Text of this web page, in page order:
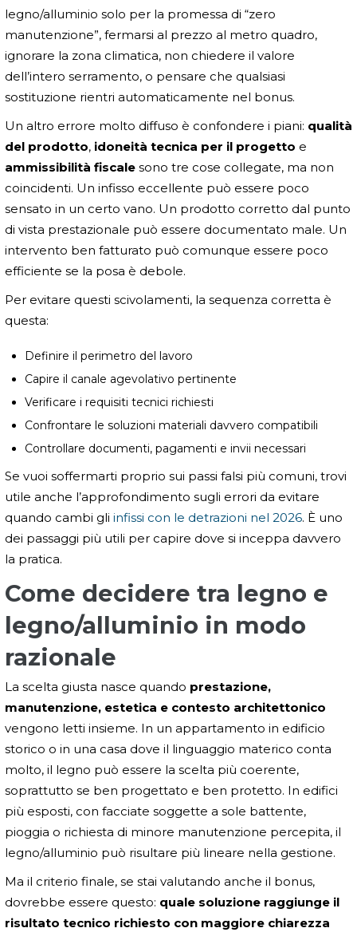
legno/alluminio solo per la promessa di “zero
manutenzione”, fermarsi al prezzo al metro quadro,
ignorare la zona climatica, non chiedere il valore
dell’intero serramento, o pensare che qualsiasi
sostituzione rientri automaticamente nel bonus.
Un altro errore molto diffuso è confondere i piani: qualità
del prodotto, idoneità tecnica per il progetto e
ammissibilità fiscale sono tre cose collegate, ma non
coincidenti. Un infisso eccellente può essere poco
sensato in un certo vano. Un prodotto corretto dal punto
di vista prestazionale può essere documentato male. Un
intervento ben fatturato può comunque essere poco
efficiente se la posa è debole.
Per evitare questi scivolamenti, la sequenza corretta è
questa:
Definire il perimetro del lavoro
Capire il canale agevolativo pertinente
Verificare i requisiti tecnici richiesti
Confrontare le soluzioni materiali davvero compatibili
Controllare documenti, pagamenti e invii necessari
Se vuoi soffermarti proprio sui passi falsi più comuni, trovi
utile anche l’approfondimento sugli errori da evitare
quando cambi gli infissi con le detrazioni nel 2026. È uno
dei passaggi più utili per capire dove si inceppa davvero
la pratica.
Come decidere tra legno e
legno/alluminio in modo
razionale
La scelta giusta nasce quando prestazione,
manutenzione, estetica e contesto architettonico
vengono letti insieme. In un appartamento in edificio
storico o in una casa dove il linguaggio materico conta
molto, il legno può essere la scelta più coerente,
soprattutto se ben progettato e ben protetto. In edifici
più esposti, con facciate soggette a sole battente,
pioggia o richiesta di minore manutenzione percepita, il
legno/alluminio può risultare più lineare nella gestione.
Ma il criterio finale, se stai valutando anche il bonus,
dovrebbe essere questo: quale soluzione raggiunge il
risultato tecnico richiesto con maggiore chiarezza